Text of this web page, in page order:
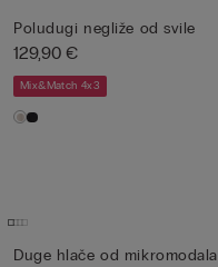
Poludugi negliže od svile
129,90 €
Mix&Match 4x3
Duge hlače od mikromodala